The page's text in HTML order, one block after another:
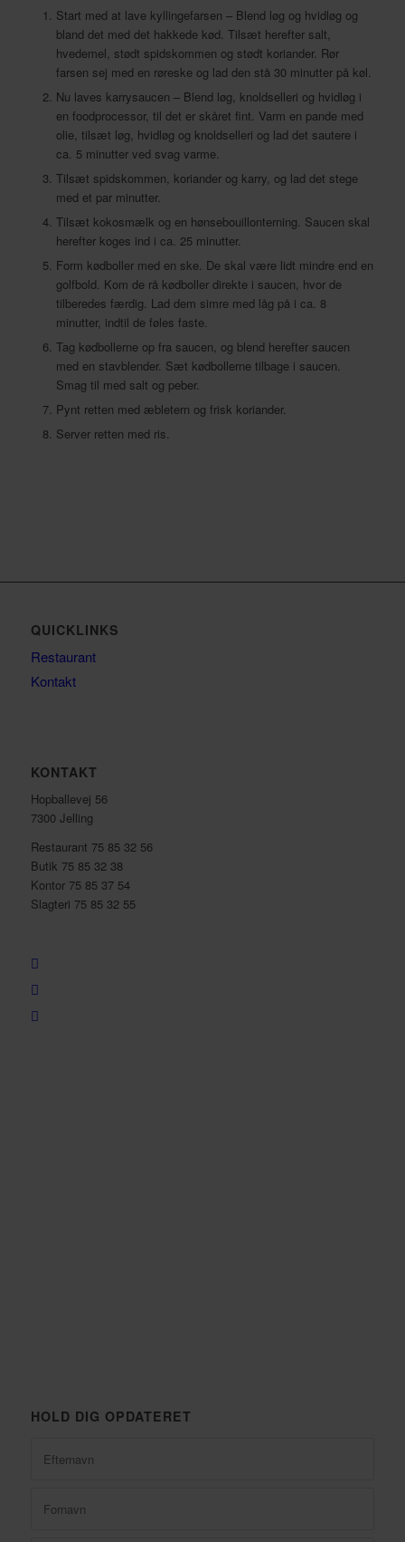
Start med at lave kyllingefarsen – Blend løg og hvidløg og
bland det med det hakkede kød. Tilsæt herefter salt,
hvedemel, stødt spidskommen og stødt koriander. Rør
farsen sej med en røreske og lad den stå 30 minutter på køl.
Nu laves karrysaucen – Blend løg, knoldselleri og hvidløg i
en foodprocessor, til det er skåret fint. Varm en pande med
olie, tilsæt løg, hvidløg og knoldselleri og lad det sautere i
ca. 5 minutter ved svag varme.
Tilsæt spidskommen, koriander og karry, og lad det stege
med et par minutter.
Tilsæt kokosmælk og en hønsebouillonterning. Saucen skal
herefter koges ind i ca. 25 minutter.
Form kødboller med en ske. De skal være lidt mindre end en
golfbold. Kom de rå kødboller direkte i saucen, hvor de
tilberedes færdig. Lad dem simre med låg på i ca. 8
minutter, indtil de føles faste.
Tag kødbollerne op fra saucen, og blend herefter saucen
med en stavblender. Sæt kødbollerne tilbage i saucen.
Smag til med salt og peber.
Pynt retten med æbletern og frisk koriander.
Server retten med ris.
QUICKLINKS
Restaurant
Kontakt
KONTAKT
Hopballevej 56
7300 Jelling
Restaurant 75 85 32 56
Butik 75 85 32 38
Kontor 75 85 37 54
Slagteri 75 85 32 55
HOLD DIG OPDATERET